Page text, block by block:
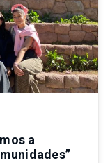
a